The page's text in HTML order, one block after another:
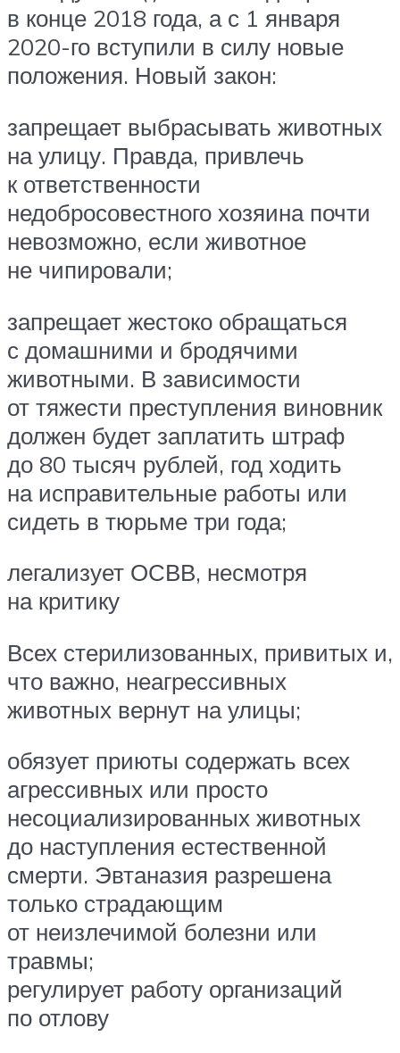
в конце 2018 года, а с 1 января
2020-го вступили в силу новые
положения. Новый закон:
запрещает выбрасывать животных
на улицу. Правда, привлечь
к ответственности
недобросовестного хозяина почти
невозможно, если животное
не чипировали;
запрещает жестоко обращаться
с домашними и бродячими
животными. В зависимости
от тяжести преступления виновник
должен будет заплатить штраф
до 80 тысяч рублей, год ходить
на исправительные работы или
сидеть в тюрьме три года;
легализует ОСВВ, несмотря
на критику
Всех стерилизованных, привитых и,
что важно, неагрессивных
животных вернут на улицы;
обязует приюты содержать всех
агрессивных или просто
несоциализированных животных
до наступления естественной
смерти. Эвтаназия разрешена
только страдающим
от неизлечимой болезни или
травмы;
регулирует работу организаций
по отлову